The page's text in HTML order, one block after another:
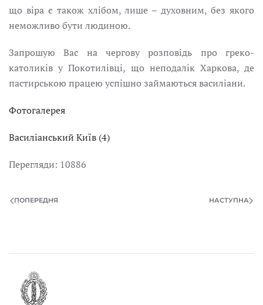
що віра є також хлібом, лише – духовним, без якого
неможливо бути людиною.
Запрошую Вас на чергову розповідь про греко-
католиків у Покотилівці, що неподалік Харкова, де
пастирською працею успішно займаються василіани.
Фотогалерея
Василіанський Київ (4)
Перегляди: 10886
ПОПЕРЕДНЯ НАСТУПНА